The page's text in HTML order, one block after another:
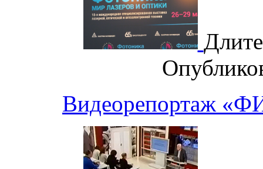
Видеорепортаж